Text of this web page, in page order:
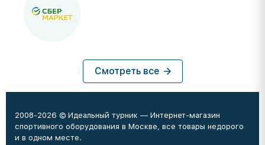
Смотреть все
2008-2026 © Идеальный турник — Интернет-магазин
спортивного оборудования в Москве, все товары недорого
и в одном месте.